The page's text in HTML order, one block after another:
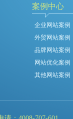
案例中心
企业网站案例
外贸网站案例
品牌网站案例
网站优化案例
其他网站案例